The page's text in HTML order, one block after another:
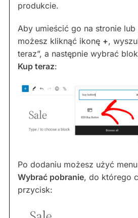
produkcie.
Aby umieścić go na stronie lub
możesz kliknąć ikonę +,
teraz”, a następnie wybrać blok
Kup teraz:
Po dodaniu możesz użyć
Wybrać pobranie, do którego
przycisk: